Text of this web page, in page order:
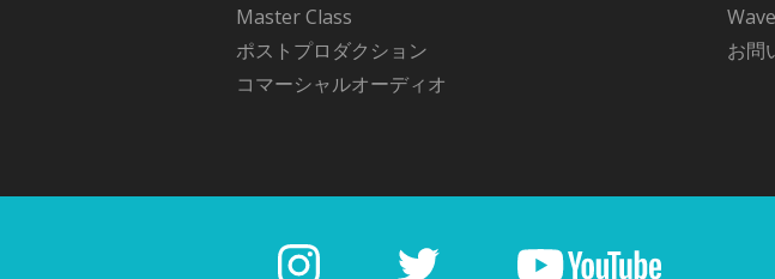
Master Class
ポストプロダクション
コマーシャルオーディオ
お問